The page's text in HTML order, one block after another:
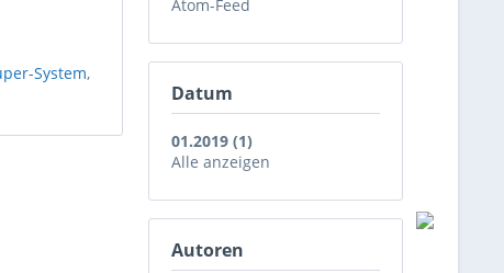
Atom-Feed
Datum
01.2019 (1)
Alle anzeigen
Autoren
System,